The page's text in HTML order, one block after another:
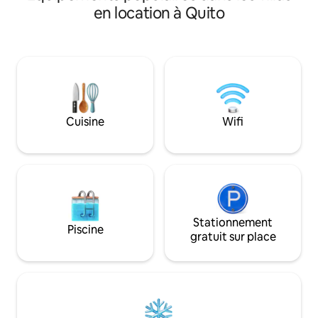
en location à Quito
Cuisine Wifi
Piscine
Stationnement
gratuit sur place